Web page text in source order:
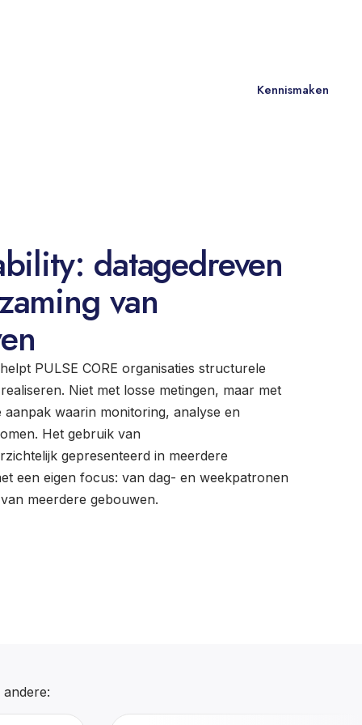
Kennismaken
datagedreven
van
PULSE CORE organisaties structurele
Niet met losse metingen, maar met
aanpak waarin monitoring, analyse en
Het gebruik van
gepresenteerd in meerdere
een eigen focus: van dag- en weekpatronen
meerdere gebouwen.